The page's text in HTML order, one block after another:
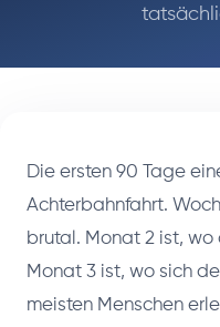
Die ersten 90 Tage
Achterbahnfahrt.
brutal. Monat 2 ist,
Monat 3 ist, wo sich
meisten Menschen